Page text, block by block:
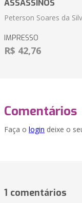
ASSASSINOS
Peterson Soares da
IMPRESSO
R$ 42,76
Comentários
Faça o login deixe o
1 comentários